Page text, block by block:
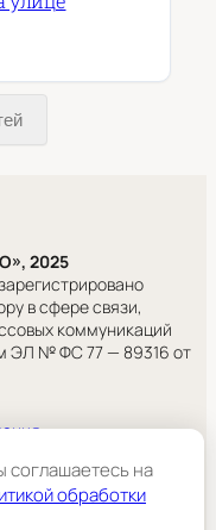
2025
в сфере связи,
коммуникаций
ЭЛ № ФС 77 — 89316 от
соглашаетесь на
обработки